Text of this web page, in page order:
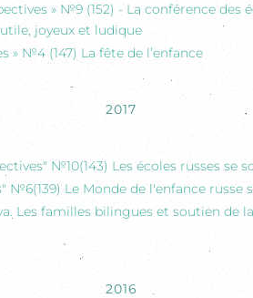
» №9 (152) - La conférence des
joyeux et ludique
» №4 (147) La fête de l’enfance
2017
№10(143) Les écoles russes se
№6(139) Le Monde de l'enfance russe
Les familles bilingues et soutien de
2016